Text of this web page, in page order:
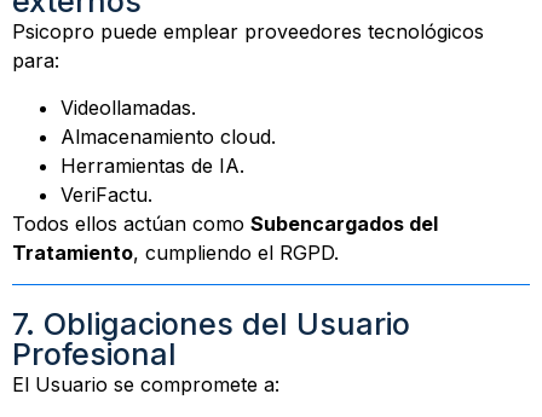
Psicopro puede emplear proveedores tecnológicos
para:
Videollamadas.
Almacenamiento cloud.
Herramientas de IA.
VeriFactu.
Todos ellos actúan como Subencargados del
Tratamiento, cumpliendo el RGPD.
7. Obligaciones del Usuario
Profesional
El Usuario se compromete a: